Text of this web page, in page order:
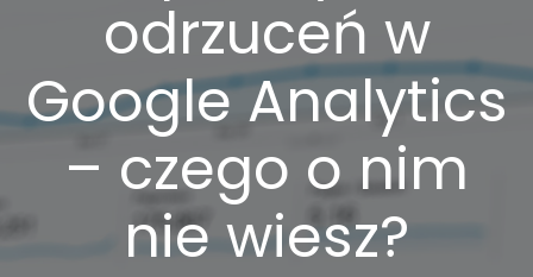
odrzuceń w
Google Analytics
– czego o nim
nie wiesz?